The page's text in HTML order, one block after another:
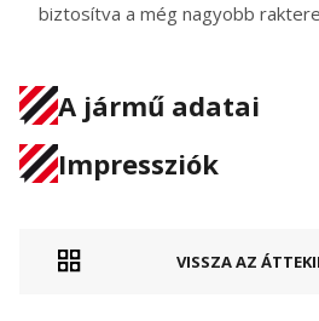
biztosítva a még nagyobb
A jármű adatai
Impressziók
VISSZA AZ